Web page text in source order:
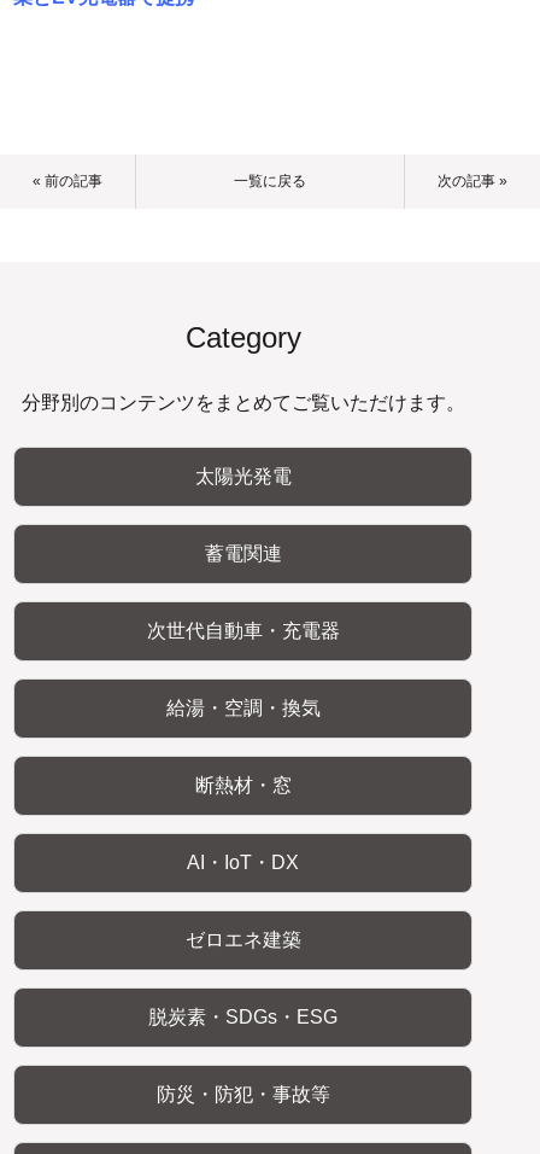
« 前の記事 一覧に戻る 次の記事 »
Category
分野別のコンテンツをまとめてご覧いただけます。
太陽光発電
蓄電関連
次世代自動車・充電器
給湯・空調・換気
断熱材・窓
AI・IoT・DX
ゼロエネ建築
脱炭素・SDGs・ESG
防災・防犯・事故等